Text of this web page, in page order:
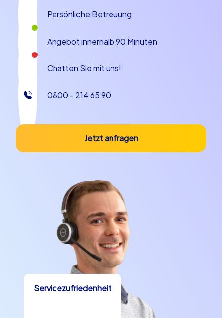
ist weit mehr als ein
einmaliges Event – es ist eine Investition in den
langfristigen Erfolg Ihres Unternehmens. Mit den
CityHunters Outdoor-Events verbinden Sie praxisnahes
Lernen mit Spaß, Bewegung und gemeinsamen
Zusammenarbeit und Arbeitsklima werden Sie noch
lange nach dem Event spüren. Starten Sie jetzt in Ihr
maßgeschneidertes Teamtraining und erleben Sie, wie
Ihre Mitarbeiter zu einer noch stärkeren Einheit
Servicezufriedenheit
Persönliche Betreuung
Angebot innerhalb 90 Minuten
Chatten Sie mit uns!
0800 - 214 65 90
Jetzt anfragen